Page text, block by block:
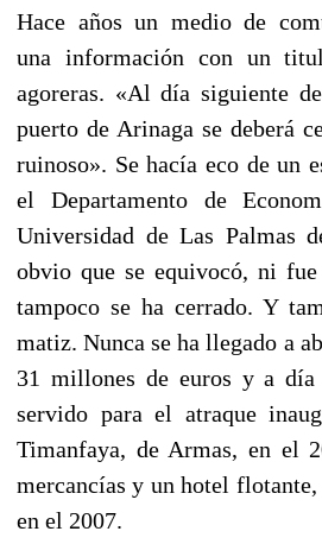
Hace años un medio de
una información con un
agoreras. «Al día siguiente
puerto de Arinaga se deberá
ruinoso». Se hacía eco de un
el Departamento de
Universidad de Las Palmas
obvio que se equivocó, ni
tampoco se ha cerrado. Y
matiz. Nunca se ha llegado a
31 millones de euros y a día
servido para el atraque
Timanfaya, de Armas, en el
mercancías y un hotel
en el 2007.